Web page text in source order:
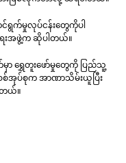
ရွက်မှုလုပ်ငန်းတွေကိုပါ
းအဖွဲ့က ဆိုပါတယ်။
မှာ ရွှေတူးဖော်မှုတွေကို ပြည်သူ့
အုပ်စုက အာဏာသိမ်းယူပြီး
တယ်။